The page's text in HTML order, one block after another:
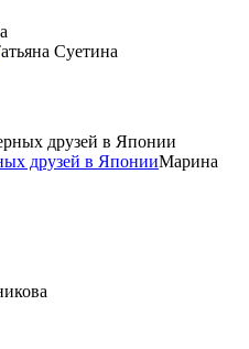
Суетина
друзей в ЯпонииМарина